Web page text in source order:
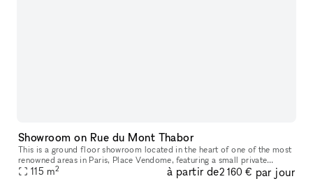
Showroom on Rue du Mont Thabor
This is a ground floor showroom located in the heart of one of the most
renowned areas in Paris, Place Vendome, featuring a small private
courtyard. This space, designed for welcoming customers and p
115 m2 à partir de2 160 € par jour